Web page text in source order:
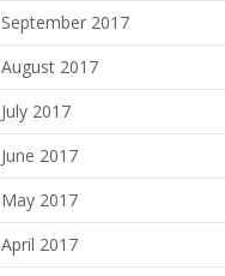
September 2017
August 2017
July 2017
June 2017
May 2017
April 2017